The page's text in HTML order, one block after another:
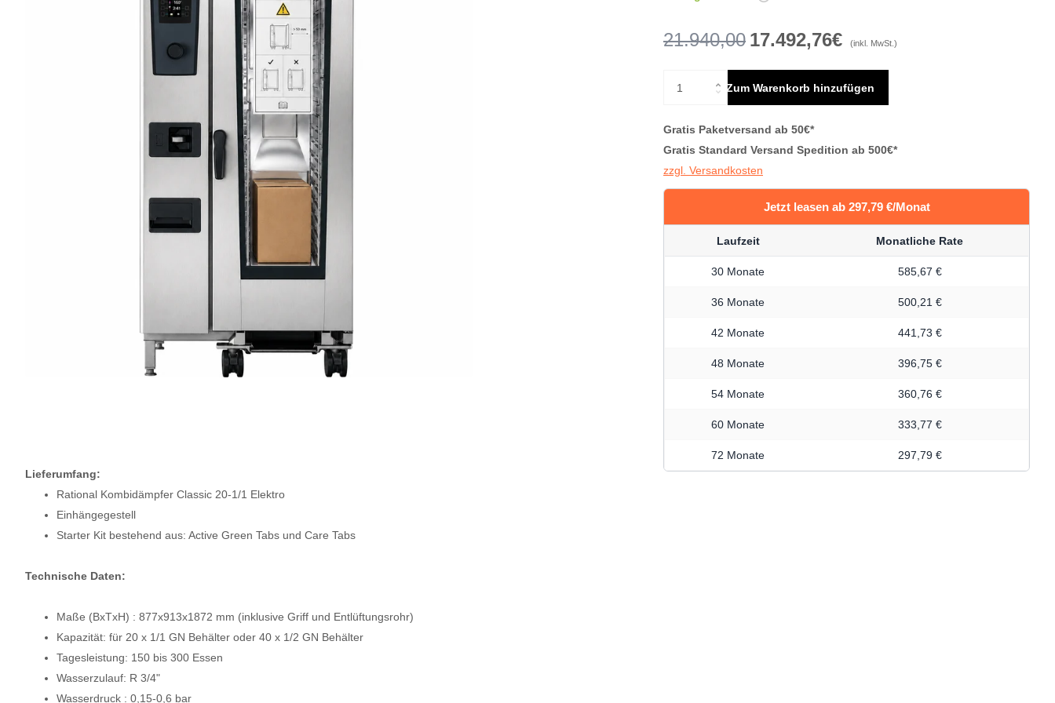
Lieferumfang:
Rational Kombidämpfer Classic 20-1/1 Elektro
Einhängegestell
Starter Kit bestehend aus: Active Green Tabs und Care Tabs
Technische Daten:
Maße (BxTxH) : 877x913x1872 mm (inklusive Griff und Entlüftungsrohr)
Kapazität: für 20 x 1/1 GN Behälter oder 40 x 1/2 GN Behälter
Tagesleistung: 150 bis 300 Essen
Wasserzulauf: R 3/4"
Wasserdruck : 0,15-0,6 bar
21.940,00 17.492,76€ (inkl. MwSt.)
Zum Warenkorb hinzufügen
Gratis Paketversand ab 50€*
Gratis Standard Versand Spedition ab 500€*
zzgl. Versandkosten
Jetzt leasen ab 297,79 €/Monat
Laufzeit Monatliche Rate
30 Monate 585,67 €
36 Monate 500,21 €
42 Monate 441,73 €
48 Monate 396,75 €
54 Monate 360,76 €
60 Monate 333,77 €
72 Monate 297,79 €